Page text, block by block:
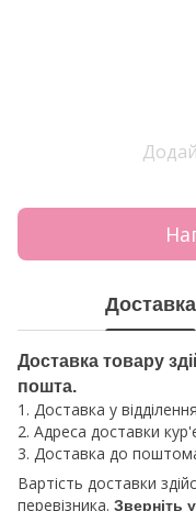
Доставка
Доставка товару
пошта.
1. Доставка у
2. Адреса доставки
3. Доставка до
Вартість доставки
перевізника. Зверніть